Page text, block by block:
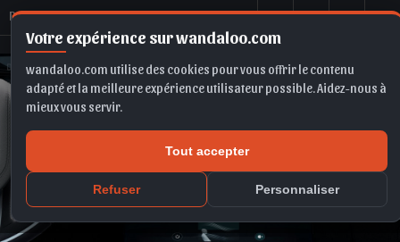
Votre expérience sur wandaloo.com
wandaloo.com utilise des cookies pour vous offrir le contenu
adapté et la meilleure expérience utilisateur possible. Aidez-nous à
mieux vous servir.
Tout accepter
Refuser Personnaliser
Range Rover Evoque 2019